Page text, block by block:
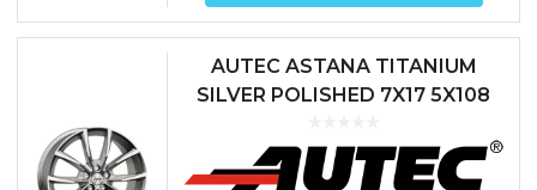
AUTEC ASTANA TITANIUM
SILVER POLISHED 7X17 5X108